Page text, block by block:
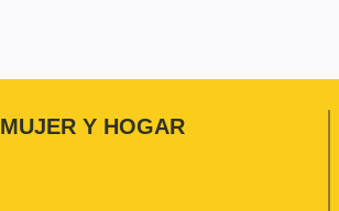
MUJER Y HOGAR